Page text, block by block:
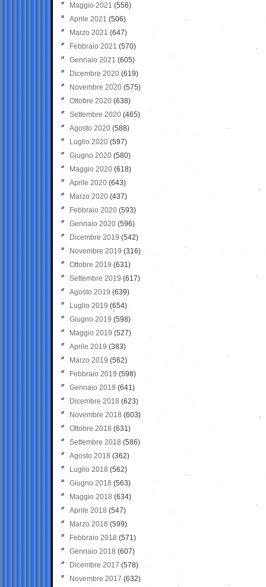
Maggio 2021 (556)
Aprile 2021 (506)
Marzo 2021 (647)
Febbraio 2021 (570)
Gennaio 2021 (605)
Dicembre 2020 (619)
Novembre 2020 (575)
Ottobre 2020 (638)
Settembre 2020(465)
Agosto 2020 (588)
Luglio 2020 (597)
Giugno 2020 (580)
Maggio 2020 (618)
Aprile 2020 (643)
Marzo 2020 (437)
Febbraio 2020 (593)
Gennaio 2020 (596)
Dicembre 2019 (542)
Novembre 2019 (316)
Ottobre 2019 (631)
Settembre 2019 (617)
Agosto 2019 (639)
Luglio 2019 (654)
Giugno 2019 (598)
Maggio 2019 (527)
Aprile 2019 (383)
Marzo 2019 (562)
Febbraio 2019 (598)
Gennaio 2019 (641)
Dicembre 2018 (623)
Novembre 2018 (603)
Ottobre 2018 (631)
Settembre 2018 (586)
Agosto 2018 (362)
Luglio 2018 (562)
Giugno 2018 (563)
Maggio 2018 (634)
Aprile 2018 (547)
Marzo 2018 (599)
Febbraio 2018 (571)
Gennaio 2018 (607)
Dicembre 2017 (578)
Novembre 2017 (632)